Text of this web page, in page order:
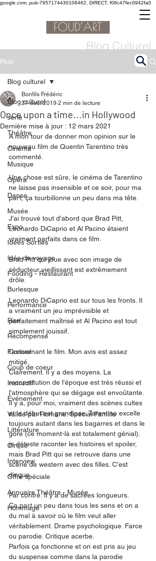
google.com, pub-7957174430108462, DIRECT, f08c47fec0942fa0
Blog Culturel
Post
Blog culturel
serie
Théâtre
Cinéma
Musique
Opéra
Danse
Musée
Expo
Idées Sorties
Idée de voyage
Fooding - Restaurant
Burlesque
Performance
Rire
Récompense
Festival
Coup de coeur
Instructif
Événement
Validé par Romane. Spécial Famille
Littérature
Cirque
Interview
Offre spéciale
Annuaire Théâtre - Musée
Hommage
Blog culturel
Once upon a time...in Hollywood
Bonfils Frédéric
27 août 2019 2 min de lecture
Dernière mise à jour : 12 mars 2021
A mon tour de donner mon opinion sur le
nouveau film de Quentin Tarentino très
commenté.
Une chose est sûre, le cinéma de Tarentino
ne laisse pas insensible et ce soir, pour ma
part, ça tourbillonne un peu dans ma tête.
J'ai trouvé tout d'abord que Brad Pitt,
Leonardo DiCaprio et Al Pacino étaient
vraiment parfaits dans ce film.
Brad Pitt qui joue avec son image de
séducteur vieillissant est extrêmement
drôle.
Leonardo DiCaprio est sur tous les fronts. Il
a vraiment un jeu imprévisible et
parfaitement maîtrisé et Al Pacino est tout
simplement jouissif.
Concernant le film. Mon avis est assez
mitigé.
Clairement. Il y a des moyens. La
reconstitution de l'époque est très réussi et
l'atmosphère qui se dégage est envoûtante.
Il y a, pour moi, vraiment des scènes cultes
et le début est grandiose. Tarentino excelle
toujours autant dans les bagarres et dans le
gore (ce moment-là est totalement génial).
je déteste raconter les histoires et spoiler,
mais Brad Pitt qui se retrouve dans une
scène de western avec des filles. C'est
dingue.
Par contre. Il y a de sacrées longueurs.
Ça part un peu dans tous les sens et on a
du mal à savoir où le film veut aller
véritablement. Drame psychologique. Farce
ou parodie. Critique acerbe.
Parfois ça fonctionne et on est pris au jeu
du suspense comme dans la parodie